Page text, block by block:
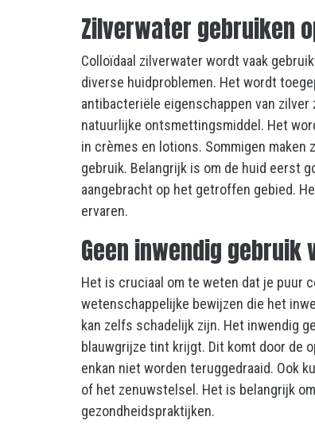
Zilverwater gebruiken
Colloïdaal zilverwater wordt vaak
diverse huidproblemen. Het wordt
antibacteriële eigenschappen van
natuurlijke ontsmettingsmiddel. Het
in crèmes en lotions. Sommigen
gebruik. Belangrijk is om de huid eerst
aangebracht op het getroffen gebied.
ervaren.
Geen inwendig
Het is cruciaal om te weten dat je puur
wetenschappelijke bewijzen die het
kan zelfs schadelijk zijn. Het inwendig
blauwgrijze tint krijgt. Dit komt door de
enkan niet worden teruggedraaid. Ook
of het zenuwstelsel. Het is belangrijk
gezondheidspraktijken.